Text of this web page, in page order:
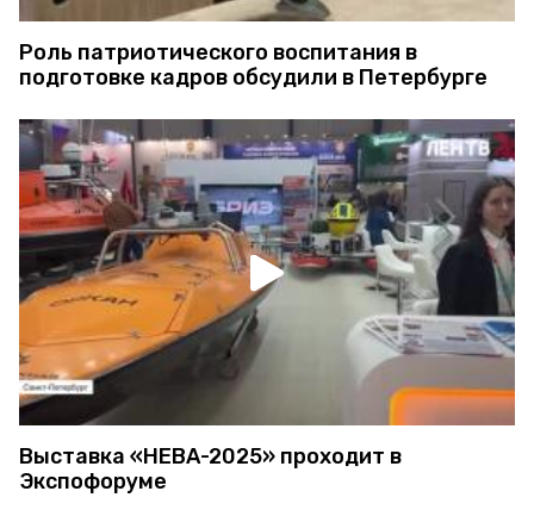
Роль патриотического воспитания в
подготовке кадров обсудили в Петербурге
Выставка «НЕВА-2025» проходит в
Экспофоруме